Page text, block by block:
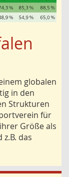
globalen
in den
Strukturen
für
Größe als
das